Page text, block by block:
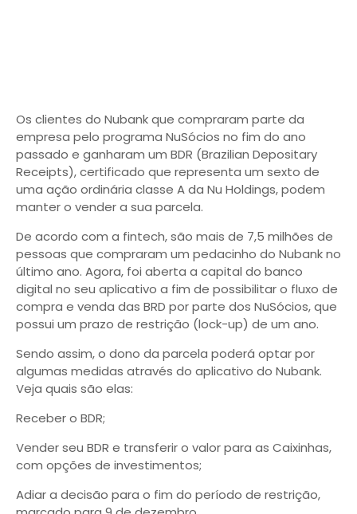
Os clientes do Nubank que compraram parte da
empresa pelo programa NuSócios no fim do ano
passado e ganharam um BDR (Brazilian Depositary
Receipts), certificado que representa um sexto de
uma ação ordinária classe A da Nu Holdings, podem
manter o vender a sua parcela.
De acordo com a fintech, são mais de 7,5 milhões de
pessoas que compraram um pedacinho do Nubank no
último ano. Agora, foi aberta a capital do banco
digital no seu aplicativo a fim de possibilitar o fluxo de
compra e venda das BRD por parte dos NuSócios, que
possui um prazo de restrição (lock-up) de um ano.
Sendo assim, o dono da parcela poderá optar por
algumas medidas através do aplicativo do Nubank.
Veja quais são elas:
Receber o BDR;
Vender seu BDR e transferir o valor para as Caixinhas,
com opções de investimentos;
Adiar a decisão para o fim do período de restrição,